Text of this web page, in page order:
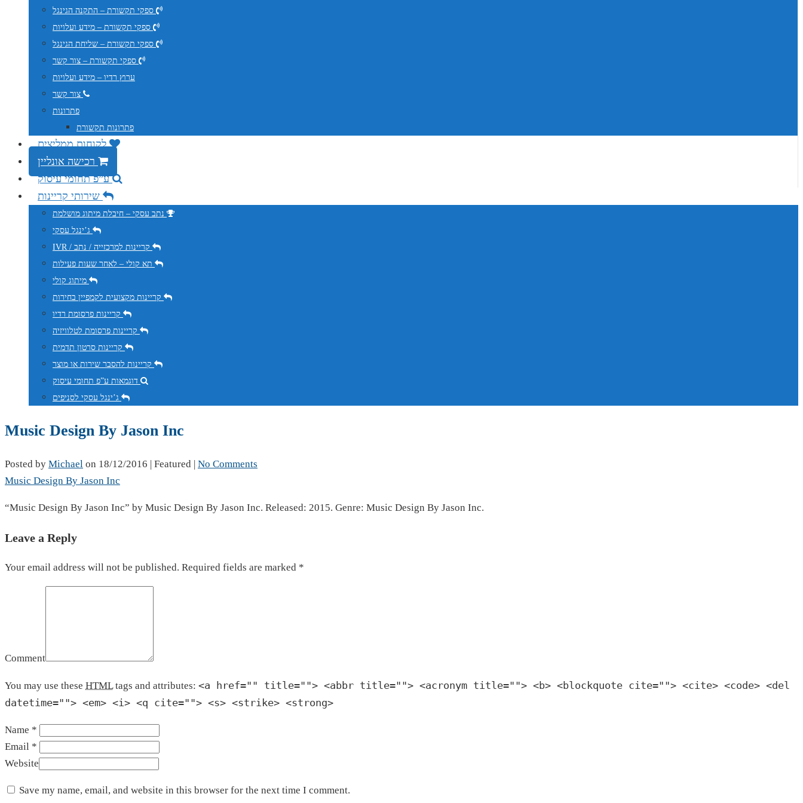
ערוץ רדיו – מידע ועלויות
פתרונות
פתרונות תקשורת
לקוחות ממליצים
ע”פ תחומי עיסוק
Music Design By Jason Inc
Posted by Michael on 18/12/2016 | Featured No Comments
Music Design By Jason Inc
“Music Design By Jason Inc” by Music Design By Jason Inc. Released: 2015. Genre: Music Design By Jason Inc.
Leave a Reply
Your email address will not be published. Required fields are marked *
Comment
You may use these HTMLtags and attributes: <a href="" title=""> <abbr title=""> <acronym title=""> <b> <blockquote cite=""> <cite> <code> <del
datetime=""> <em> <i> <q cite=""> <s> <strike> <strong>
Name *
Email *
Website
Save my name, email, and website in this browser for the next time I comment.